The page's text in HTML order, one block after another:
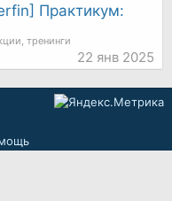
Практикум:
тренинги
22 янв 2025